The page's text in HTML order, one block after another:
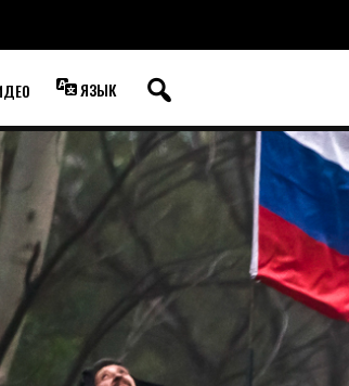
ЯЗЫК